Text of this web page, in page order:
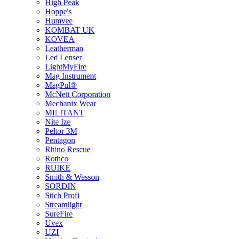
High Peak
Hoppe's
Humvee
KOMBAT UK
KOVEA
Leatherman
Led Lenser
LightMyFire
Mag Instrument
MagPul®
McNett Corporation
Mechanix Wear
MILITANT
Nite Ize
Peltor 3M
Pentagon
Rhino Rescue
Rothco
RUIKE
Smith & Wesson
SORDIN
Stich Profi
Streamlight
SureFire
Uvex
UZI